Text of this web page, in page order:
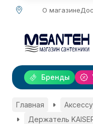
О магазине
Бренды
Главная
Держатель